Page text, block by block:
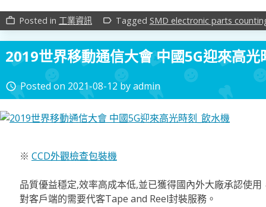
work_outline Posted in 工業資訊 label_outline Tagged SMD electronic parts
2019世界移動通信大會 中國5G迎來高光
access_time Posted on 2021-08-12byadmin
※ CCD外觀檢查包裝機
品質優益穩定,效率高成本低,並已獲得國內外大廠承認使
對客戶端的需要代客Tape and Reel封裝服務。